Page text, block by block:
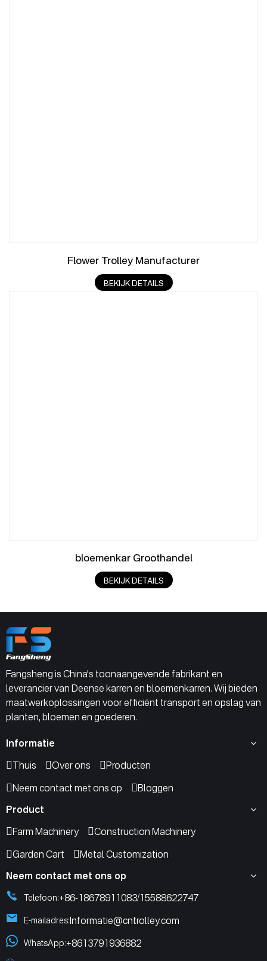
Flower Trolley Manufacturer
BEKIJK DETAILS
bloemenkar Groothandel
BEKIJK DETAILS
Fangsheng is China's toonaangevende fabrikant en
leverancier van Deense karren en bloemenkarren. Wij bieden
maatwerkoplossingen voor efficiënt transport en opslag van
planten, bloemen en goederen.
Informatie
Thuis
Over ons
Producten
Neem contact met ons op
Bloggen
Product
Farm Machinery
Construction Machinery
Garden Cart
Metal Customization
Neem contact met ons op
Telefoon:+86-18678911083/15588622747
E-mailadres:Informatie@cntrolley.com
WhatsApp:+8613791936882